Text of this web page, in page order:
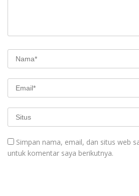
Simpan nama, email, dan situs web
untuk komentar saya berikutnya.